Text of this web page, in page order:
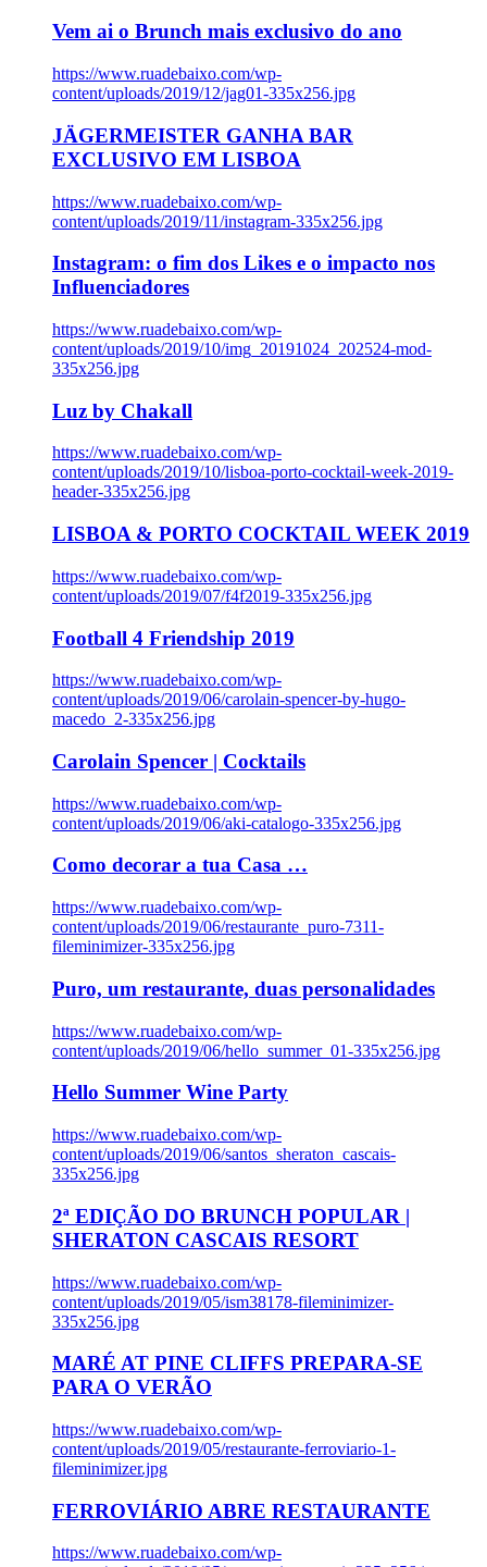
Vem ai o Brunch mais exclusivo do ano
https://www.ruadebaixo.com/wp-
content/uploads/2019/12/jag01-335x256.jpg
JÄGERMEISTER GANHA BAR
EXCLUSIVO EM LISBOA
https://www.ruadebaixo.com/wp-
content/uploads/2019/11/instagram-335x256.jpg
Instagram: o fim dos Likes e o impacto nos
Influenciadores
https://www.ruadebaixo.com/wp-
content/uploads/2019/10/img_20191024_202524-mod-
335x256.jpg
Luz by Chakall
https://www.ruadebaixo.com/wp-
content/uploads/2019/10/lisboa-porto-cocktail-week-2019-
header-335x256.jpg
LISBOA & PORTO COCKTAIL WEEK 2019
https://www.ruadebaixo.com/wp-
content/uploads/2019/07/f4f2019-335x256.jpg
Football 4 Friendship 2019
https://www.ruadebaixo.com/wp-
content/uploads/2019/06/carolain-spencer-by-hugo-
macedo_2-335x256.jpg
Carolain Spencer | Cocktails
https://www.ruadebaixo.com/wp-
content/uploads/2019/06/aki-catalogo-335x256.jpg
Como decorar a tua Casa …
https://www.ruadebaixo.com/wp-
content/uploads/2019/06/restaurante_puro-7311-
fileminimizer-335x256.jpg
Puro, um restaurante, duas personalidades
https://www.ruadebaixo.com/wp-
content/uploads/2019/06/hello_summer_01-335x256.jpg
Hello Summer Wine Party
https://www.ruadebaixo.com/wp-
content/uploads/2019/06/santos_sheraton_cascais-
335x256.jpg
2ª EDIÇÃO DO BRUNCH POPULAR |
SHERATON CASCAIS RESORT
https://www.ruadebaixo.com/wp-
content/uploads/2019/05/ism38178-fileminimizer-
335x256.jpg
MARÉ AT PINE CLIFFS PREPARA-SE
PARA O VERÃO
https://www.ruadebaixo.com/wp-
content/uploads/2019/05/restaurante-ferroviario-1-
fileminimizer.jpg
FERROVIÁRIO ABRE RESTAURANTE
https://www.ruadebaixo.com/wp-